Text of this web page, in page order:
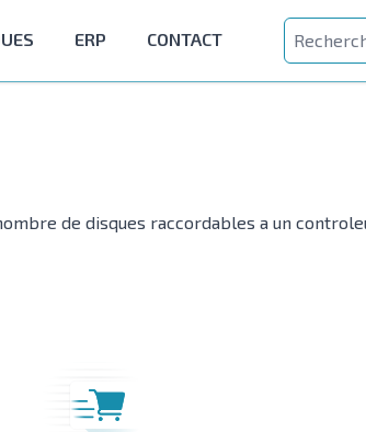
ERP CONTACT
de disques raccordables a un